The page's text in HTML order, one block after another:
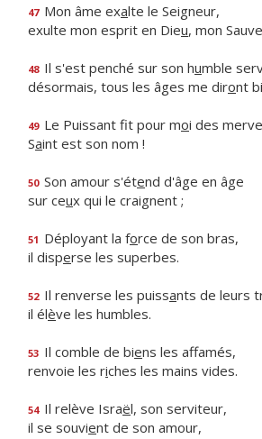
47 Mon âme exalte le Seigneur,
exulte mon esprit en Dieu, mon
48 Il s'est penché sur son humble
désormais, tous les âges me diront
49 Le Puissant fit pour moi des
Saint est son nom !
50 Son amour s'étend d'âge en âge
sur ceux qui le craignent ;
51 Déployant la force de son bras,
il disperse les superbes.
52 Il renverse les puissants de leurs
il élève les humbles.
53 Il comble de biens les affamés,
renvoie les riches les mains vides.
54 Il relève Israël, son serviteur,
il se souvient de son amour,